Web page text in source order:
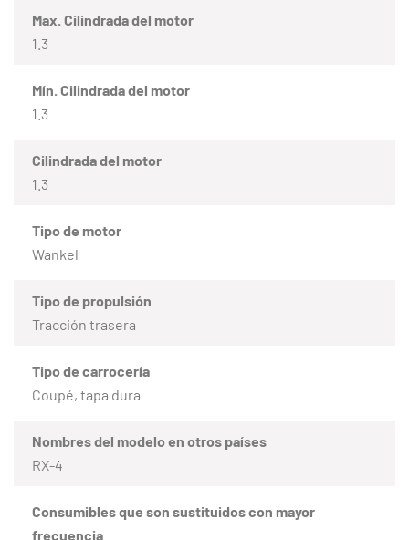
Max. Cilindrada del motor
1.3
Mín. Cilindrada del motor
1.3
Cilindrada del motor
1.3
Tipo de motor
Wankel
Tipo de propulsión
Tracción trasera
Tipo de carrocería
Coupé, tapa dura
Nombres del modelo en otros países
RX-4
Consumibles que son sustituidos con mayor
frecuencia